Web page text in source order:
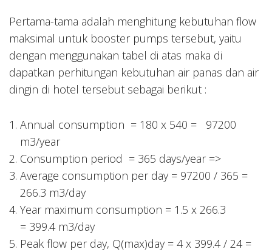
Pertama-tama adalah menghitung kebutuhan flow
maksimal untuk booster pumps tersebut, yaitu
dengan menggunakan tabel di atas maka di
dapatkan perhitungan kebutuhan air panas dan air
dingin di hotel tersebut sebagai berikut :
Annual consumption = 180 x 540 = 97200
m3/year
Consumption period = 365 days/year =>
Average consumption per day = 97200 / 365 =
266.3 m3/day
Year maximum consumption = 1.5 x 266.3
= 399.4 m3/day
Peak flow per day, Q(max)day = 4 x 399.4 / 24 =